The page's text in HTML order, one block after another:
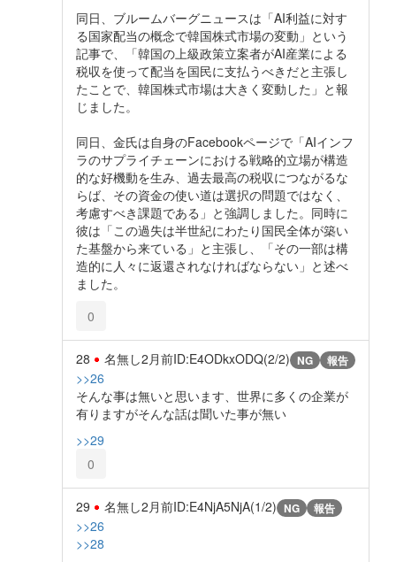
同日、ブルームバーグニュースは「AI利益に対す
る国家配当の概念で韓国株式市場の変動」という
記事で、「韓国の上級政策立案者がAI産業による
税収を使って配当を国民に支払うべきだと主張し
たことで、韓国株式市場は大きく変動した」と報
じました。
同日、金氏は自身のFacebookページで「AIインフ
ラのサプライチェーンにおける戦略的立場が構造
的な好機動を生み、過去最高の税収につながるな
らば、その資金の使い道は選択の問題ではなく、
考慮すべき課題である」と強調しました。同時に
彼は「この過失は半世紀にわたり国民全体が築い
た基盤から来ている」と主張し、「その一部は構
造的に人々に返還されなければならない」と述べ
ました。
0
28 名無し2月前ID:E4ODkxODQ(2/2) NG 報告
>>26
そんな事は無いと思います、世界に多くの企業が
有りますがそんな話は聞いた事が無い
>>29
0
29 名無し2月前ID:E4NjA5NjA(1/2) NG 報告
>>26
>>28